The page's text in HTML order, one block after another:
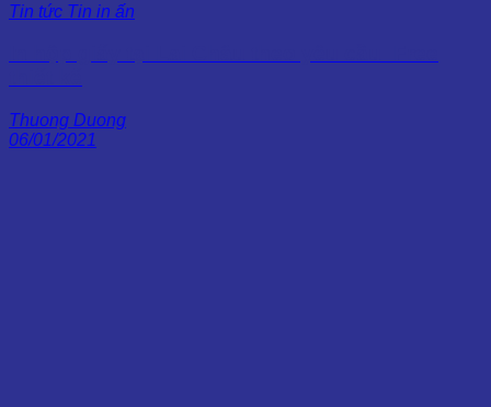
Tin tức Tin in ấn
Thuong Duong
06/01/2021